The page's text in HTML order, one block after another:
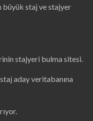
büyük staj ve stajyer
stajyeri bulma sitesi.
aday veritabanına